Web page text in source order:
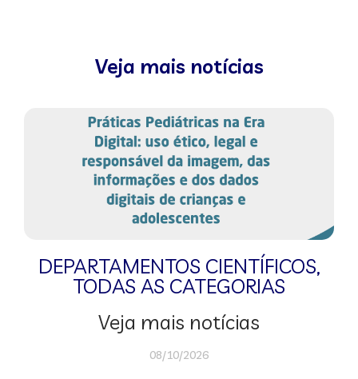
Veja mais notícias
DEPARTAMENTOS CIENTÍFICOS,
TODAS AS CATEGORIAS
Veja mais notícias
08/10/2026